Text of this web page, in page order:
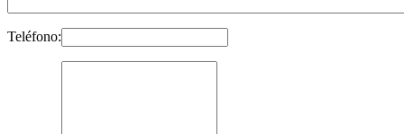
Teléfono: